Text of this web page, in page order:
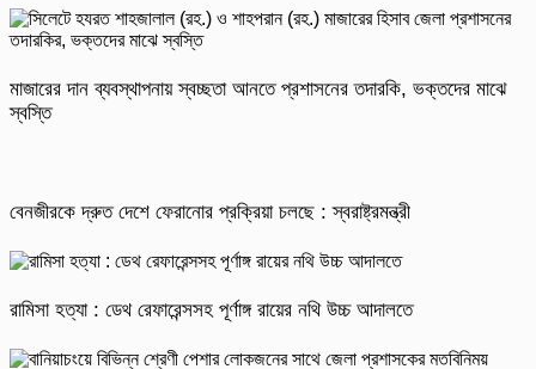
মাজারের দান ব্যবস্থাপনায় স্বচ্ছতা আনতে প্রশাসনের তদারকি, ভক্তদের মাঝে
স্বস্তি
বেনজীরকে দ্রুত দেশে ফেরানোর প্রক্রিয়া চলছে : স্বরাষ্ট্রমন্ত্রী
রামিসা হত্যা : ডেথ রেফারেন্সসহ পূর্ণাঙ্গ রায়ের নথি উচ্চ আদালতে